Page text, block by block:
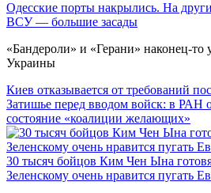
Одесские порты накрылись. На
ВСУ — большие засады
«Бандероли» и «Герани» наконец-
Украины
Киев отказывается от требований
Затишье перед вводом войск: в РАН
состояние «коалиции желающих»
30 тысяч бойцов Ким Чен Ына
Зеленскому очень нравится пугать